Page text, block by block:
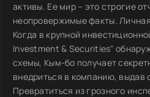
активы. Ее мир – это строгие
неопровержимые факты.
Когда в крупной
Investment & Securities"
схемы, Кым-бо получает
внедриться в компанию, выдав
Превратиться из грозного